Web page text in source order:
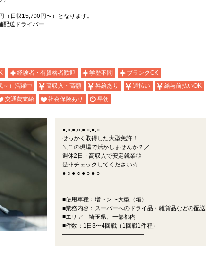
日収15,700円〜）となります。
配送ドライバー
経験者・有資格者歓迎 学歴不問
ブランクOK
～）活躍中 高収入・高額 昇給あり 週払い
給与前払いOK
交通費支給 社会保険あり 早朝
●.○.●.○.●.○.●.○
せっかく取得した大型免許！
＼この現場で活かしませんか？／
週休2日・高収入で安定就業◎
是非チェックしてください☆
●.○.●.○.●.○.●.○
――――――――――――――
■使用車種：増トン〜大型（箱）
■業務内容：スーパーへのドライ品・雑貨品などの配
■エリア：埼玉県、一部都内
■件数：1日3〜4回戦（1回戦1件程）
――――――――――――――